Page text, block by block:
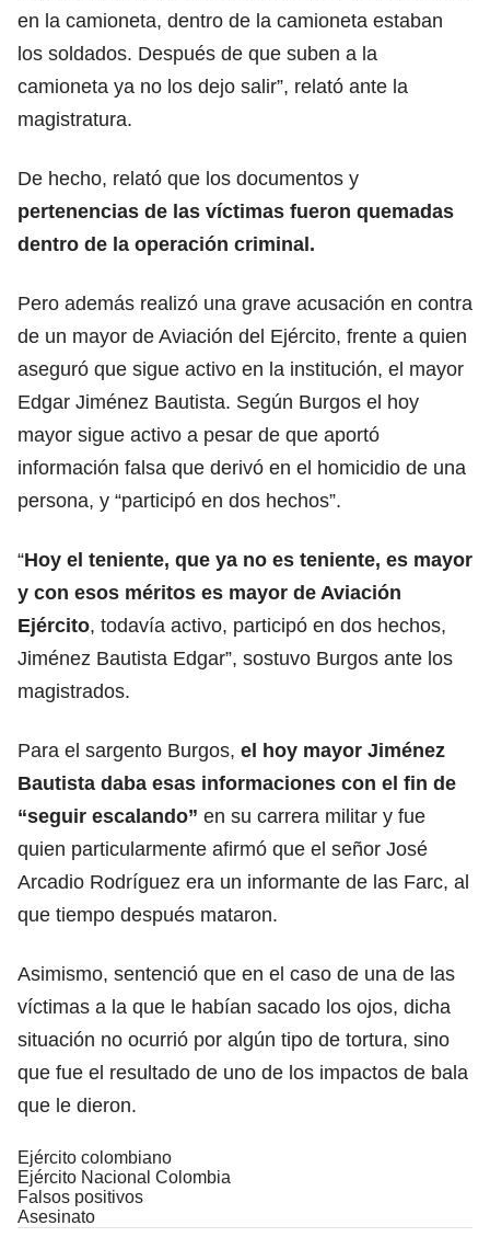
en la camioneta, dentro de la camioneta estaban
los soldados. Después de que suben a la
camioneta ya no los dejo salir”, relató ante la
magistratura.
De hecho, relató que los documentos y
pertenencias de las víctimas fueron quemadas
dentro de la operación criminal.
Pero además realizó una grave acusación en contra
de un mayor de Aviación del Ejército, frente a quien
aseguró que sigue activo en la institución, el mayor
Edgar Jiménez Bautista. Según Burgos el hoy
mayor sigue activo a pesar de que aportó
información falsa que derivó en el homicidio de una
persona, y “participó en dos hechos”.
“Hoy el teniente, que ya no es teniente, es mayor
y con esos méritos es mayor de Aviación
Ejército, todavía activo, participó en dos hechos,
Jiménez Bautista Edgar”, sostuvo Burgos ante los
magistrados.
Para el sargento Burgos, el hoy mayor Jiménez
Bautista daba esas informaciones con el fin de
“seguir escalando” en su carrera militar y fue
quien particularmente afirmó que el señor José
Arcadio Rodríguez era un informante de las Farc, al
que tiempo después mataron.
Asimismo, sentenció que en el caso de una de las
víctimas a la que le habían sacado los ojos, dicha
situación no ocurrió por algún tipo de tortura, sino
que fue el resultado de uno de los impactos de bala
que le dieron.
Ejército colombiano
Ejército Nacional Colombia
Falsos positivos
Asesinato